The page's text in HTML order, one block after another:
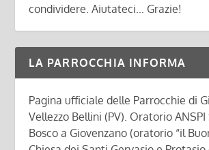
condividere. Aiutateci... Grazie!
LA PARROCCHIA INFORMA
Pagina ufficiale delle Parrocchie di
Vellezzo Bellini (PV). Oratorio ANSPI
Bosco a Giovenzano (oratorio “il